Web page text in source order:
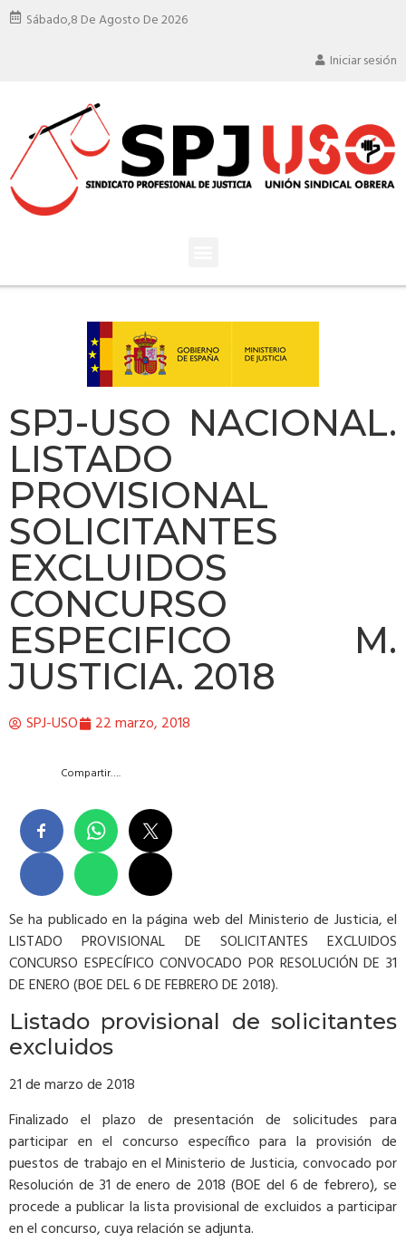
Sábado,8 De Agosto De 2026
Iniciar sesión
SPJ-USO NACIONAL.
LISTADO
PROVISIONAL
SOLICITANTES
EXCLUIDOS
CONCURSO
ESPECIFICO M.
JUSTICIA. 2018
SPJ-USO 22 marzo, 2018
Compartir….
Se ha publicado en la página web del Ministerio de Justicia, el
LISTADO PROVISIONAL DE SOLICITANTES EXCLUIDOS
CONCURSO ESPECÍFICO CONVOCADO POR RESOLUCIÓN DE 31
DE ENERO (BOE DEL 6 DE FEBRERO DE 2018).
Listado provisional de solicitantes
excluidos
21 de marzo de 2018
Finalizado el plazo de presentación de solicitudes para
participar en el concurso específico para la provisión de
puestos de trabajo en el Ministerio de Justicia, convocado por
Resolución de 31 de enero de 2018 (BOE del 6 de febrero), se
procede a publicar la lista provisional de excluidos a participar
en el concurso, cuya relación se adjunta.